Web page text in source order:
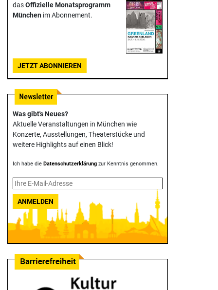
dasOffizielle Monats­programm
München im Abonnement.
JETZT ABONNIEREN
Was gibt's Neues?
Aktuelle Veranstaltungen in München wie
Konzerte, Ausstellungen, Theater­stücke und
weitere Highlights auf einen Blick!
Ich habe die Datenschutzerklärung zur Kenntnis genommen.
ANMELDEN